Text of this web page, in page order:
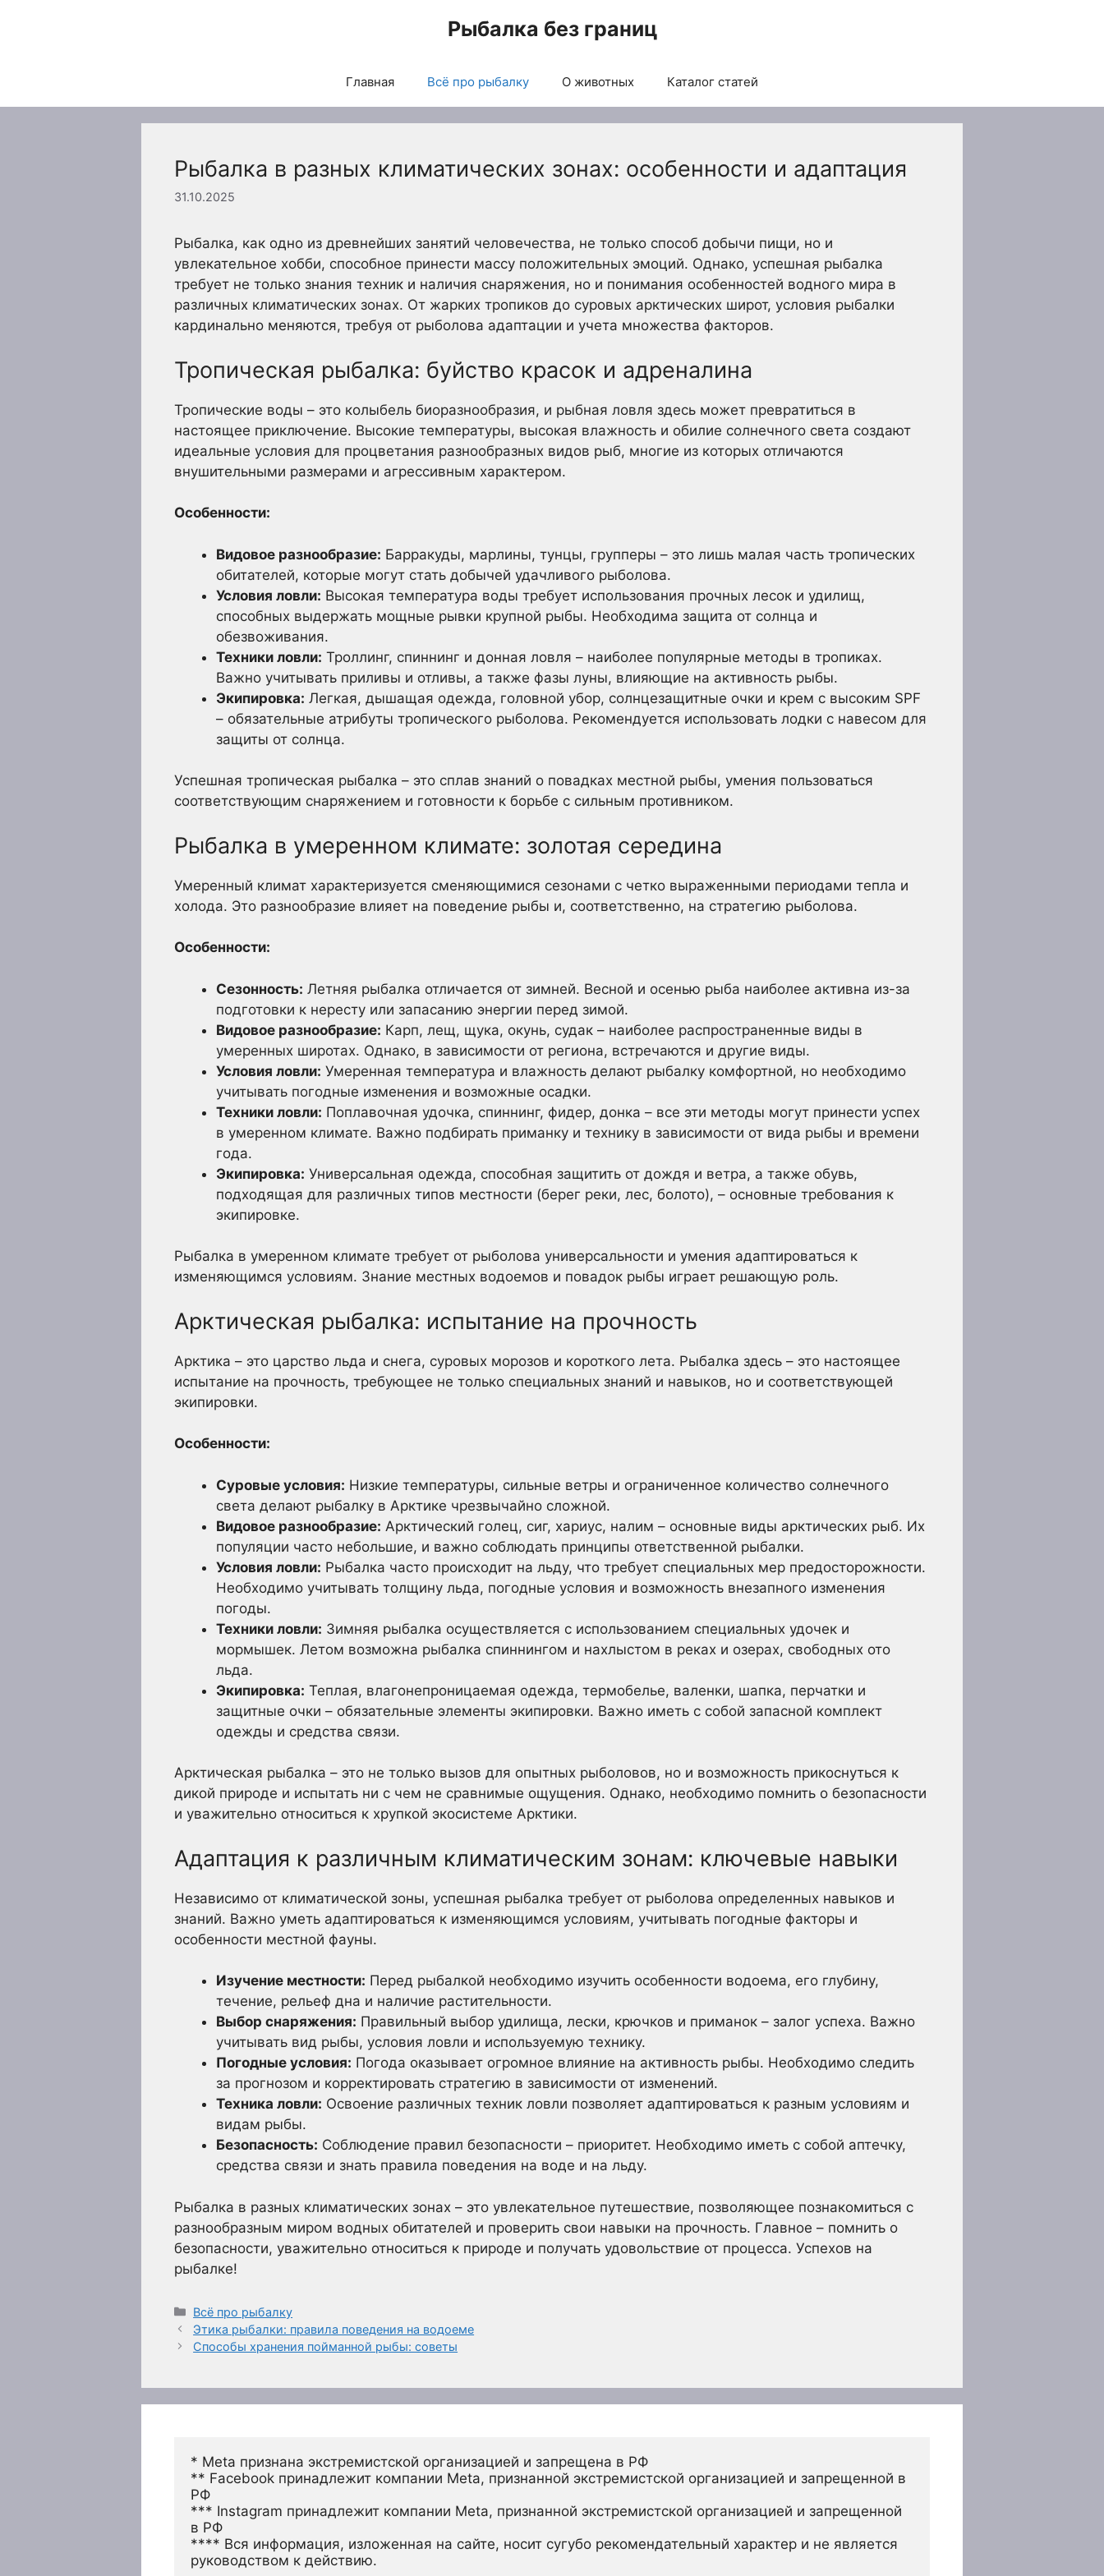
Рыбалка без границ
Главная Всё про рыбалку О животных Каталог статей
Рыбалка в разных климатических зонах: особенности и адаптация
31.10.2025
Рыбалка, как одно из древнейших занятий человечества, не только способ добычи пищи, но и
увлекательное хобби, способное принести массу положительных эмоций. Однако, успешная рыбалка
требует не только знания техник и наличия снаряжения, но и понимания особенностей водного мира в
различных климатических зонах. От жарких тропиков до суровых арктических широт, условия рыбалки
кардинально меняются, требуя от рыболова адаптации и учета множества факторов.
Тропическая рыбалка: буйство красок и адреналина
Тропические воды – это колыбель биоразнообразия, и рыбная ловля здесь может превратиться в
настоящее приключение. Высокие температуры, высокая влажность и обилие солнечного света создают
идеальные условия для процветания разнообразных видов рыб, многие из которых отличаются
внушительными размерами и агрессивным характером.
Особенности:
Видовое разнообразие: Барракуды, марлины, тунцы, групперы – это лишь малая часть тропических
обитателей, которые могут стать добычей удачливого рыболова.
Условия ловли: Высокая температура воды требует использования прочных лесок и удилищ,
способных выдержать мощные рывки крупной рыбы. Необходима защита от солнца и
обезвоживания.
Техники ловли: Троллинг, спиннинг и донная ловля – наиболее популярные методы в тропиках.
Важно учитывать приливы и отливы, а также фазы луны, влияющие на активность рыбы.
Экипировка: Легкая, дышащая одежда, головной убор, солнцезащитные очки и крем с высоким SPF
– обязательные атрибуты тропического рыболова. Рекомендуется использовать лодки с навесом для
защиты от солнца.
Успешная тропическая рыбалка – это сплав знаний о повадках местной рыбы, умения пользоваться
соответствующим снаряжением и готовности к борьбе с сильным противником.
Рыбалка в умеренном климате: золотая середина
Умеренный климат характеризуется сменяющимися сезонами с четко выраженными периодами тепла и
холода. Это разнообразие влияет на поведение рыбы и, соответственно, на стратегию рыболова.
Особенности:
Сезонность: Летняя рыбалка отличается от зимней. Весной и осенью рыба наиболее активна из-за
подготовки к нересту или запасанию энергии перед зимой.
Видовое разнообразие: Карп, лещ, щука, окунь, судак – наиболее распространенные виды в
умеренных широтах. Однако, в зависимости от региона, встречаются и другие виды.
Условия ловли: Умеренная температура и влажность делают рыбалку комфортной, но необходимо
учитывать погодные изменения и возможные осадки.
Техники ловли: Поплавочная удочка, спиннинг, фидер, донка – все эти методы могут принести успех
в умеренном климате. Важно подбирать приманку и технику в зависимости от вида рыбы и времени
года.
Экипировка: Универсальная одежда, способная защитить от дождя и ветра, а также обувь,
подходящая для различных типов местности (берег реки, лес, болото), – основные требования к
экипировке.
Рыбалка в умеренном климате требует от рыболова универсальности и умения адаптироваться к
изменяющимся условиям. Знание местных водоемов и повадок рыбы играет решающую роль.
Арктическая рыбалка: испытание на прочность
Арктика – это царство льда и снега, суровых морозов и короткого лета. Рыбалка здесь – это настоящее
испытание на прочность, требующее не только специальных знаний и навыков, но и соответствующей
экипировки.
Особенности:
Суровые условия: Низкие температуры, сильные ветры и ограниченное количество солнечного
света делают рыбалку в Арктике чрезвычайно сложной.
Видовое разнообразие: Арктический голец, сиг, хариус, налим – основные виды арктических рыб. Их
популяции часто небольшие, и важно соблюдать принципы ответственной рыбалки.
Условия ловли: Рыбалка часто происходит на льду, что требует специальных мер предосторожности.
Необходимо учитывать толщину льда, погодные условия и возможность внезапного изменения
погоды.
Техники ловли: Зимняя рыбалка осуществляется с использованием специальных удочек и
мормышек. Летом возможна рыбалка спиннингом и нахлыстом в реках и озерах, свободных ото
льда.
Экипировка: Теплая, влагонепроницаемая одежда, термобелье, валенки, шапка, перчатки и
защитные очки – обязательные элементы экипировки. Важно иметь с собой запасной комплект
одежды и средства связи.
Арктическая рыбалка – это не только вызов для опытных рыболовов, но и возможность прикоснуться к
дикой природе и испытать ни с чем не сравнимые ощущения. Однако, необходимо помнить о безопасности
и уважительно относиться к хрупкой экосистеме Арктики.
Адаптация к различным климатическим зонам: ключевые навыки
Независимо от климатической зоны, успешная рыбалка требует от рыболова определенных навыков и
знаний. Важно уметь адаптироваться к изменяющимся условиям, учитывать погодные факторы и
особенности местной фауны.
Изучение местности: Перед рыбалкой необходимо изучить особенности водоема, его глубину,
течение, рельеф дна и наличие растительности.
Выбор снаряжения: Правильный выбор удилища, лески, крючков и приманок – залог успеха. Важно
учитывать вид рыбы, условия ловли и используемую технику.
Погодные условия: Погода оказывает огромное влияние на активность рыбы. Необходимо следить
за прогнозом и корректировать стратегию в зависимости от изменений.
Техника ловли: Освоение различных техник ловли позволяет адаптироваться к разным условиям и
видам рыбы.
Безопасность: Соблюдение правил безопасности – приоритет. Необходимо иметь с собой аптечку,
средства связи и знать правила поведения на воде и на льду.
Рыбалка в разных климатических зонах – это увлекательное путешествие, позволяющее познакомиться с
разнообразным миром водных обитателей и проверить свои навыки на прочность. Главное – помнить о
безопасности, уважительно относиться к природе и получать удовольствие от процесса. Успехов на
рыбалке!
Рубрики
Всё про рыбалку
Этика рыбалки: правила поведения на водоеме
Способы хранения пойманной рыбы: советы
* Meta признана экстремистской организацией и запрещена в РФ
** Facebook принадлежит компании Meta, признанной экстремистской организацией и запрещенной в
РФ
*** Instagram принадлежит компании Meta, признанной экстремистской организацией и запрещенной
в РФ
**** Вся информация, изложенная на сайте, носит сугубо рекомендательный характер и не является
руководством к действию.